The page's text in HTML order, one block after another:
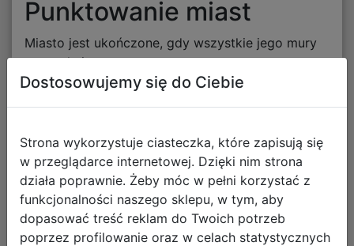
Punktowanie miast
Miasto jest ukończone, gdy wszystkie jego mury
są zamknięte.
Punktacja:
dodatkowe punkty za herby znajdujące się w
mieście.
Duże miasta często przynoszą najwięcej punktów
w całej grze. :contentReference[oaicite:8]
{index=8}
Dostosowujemy się do Ciebie
Strona wykorzystuje ciasteczka, które zapisują się
w przeglądarce internetowej. Dzięki nim strona
działa poprawnie. Żeby móc w pełni korzystać z
funkcjonalności naszego sklepu, w tym, aby
dopasować treść reklam do Twoich potrzeb
poprzez profilowanie oraz w celach statystycznych